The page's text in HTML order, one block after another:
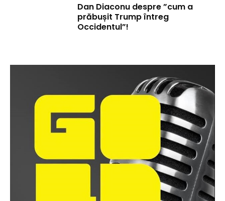
Dan Diaconu despre ”cum a
prăbușit Trump întreg
Occidentul”!